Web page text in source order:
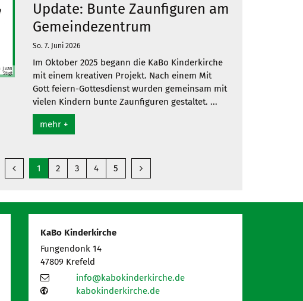
J.van
Stigt
Update: Bunte Zaunfiguren am
Gemeindezentrum
So. 7. Juni 2026
Im Oktober 2025 begann die KaBo Kinderkirche
mit einem kreativen Projekt. Nach einem Mit
Gott feiern-Gottesdienst wurden gemeinsam mit
vielen Kindern bunte Zaunfiguren gestaltet. ...
mehr +
Vorherige Seite
1 2 3 4 5 Nächste Seite
KaBo Kinderkirche
Fungendonk 14
47809 Krefeld
info@kabokinderkirche.de
kabokinderkirche.de